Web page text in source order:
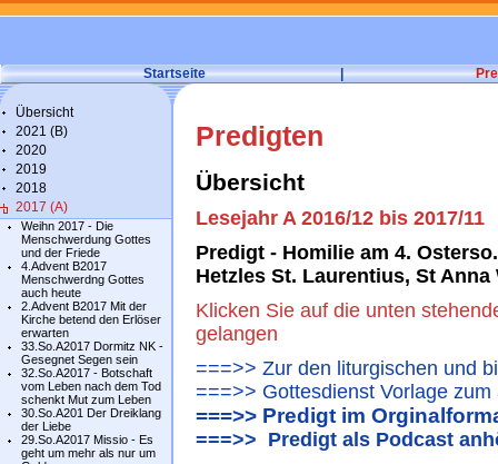
Startseite |
Übersicht
2021 (B)
2020
2019
2018
2017 (A)
Weihn 2017 - Die
Menschwerdung Gottes
und der Friede
4.Advent B2017
Menschwerdng Gottes
auch heute
2.Advent B2017 Mit der
Kirche betend den Erlöser
erwarten
33.So.A2017 Dormitz NK -
Gesegnet Segen sein
32.So.A2017 - Botschaft
vom Leben nach dem Tod
schenkt Mut zum Leben
30.So.A201 Der Dreiklang
der Liebe
29.So.A2017 Missio - Es
geht um mehr als nur um
Predigten
Übersicht
Lesejahr A 2016/12 bis 2017/11
Predigt - Homilie am 4.
Hetzles St. Laurentius, St Anna
Klicken Sie auf die unten
gelangen
===>> Zur den liturgischen und
===>> Gottesdienst Vorlage
===>> Predigt im
===>> Predigt als Podcast